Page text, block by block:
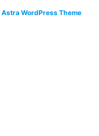
Astra WordPress Theme